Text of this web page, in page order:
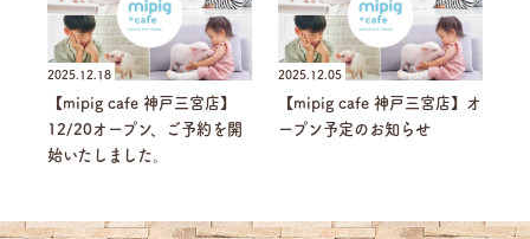
2025.12.18
【mipig cafe 神戸三宮店】
12/20オープン、ご予約を開
始いたしました。
2025.12.05
【mipig cafe 神戸三宮店】オ
ープン予定のお知らせ